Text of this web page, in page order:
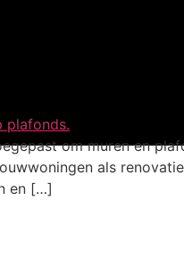
om muren en
als
en […]